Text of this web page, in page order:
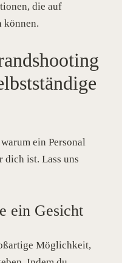
die auf
können.
ein Personal
ist. Lass uns
ein Gesicht
Möglichkeit,